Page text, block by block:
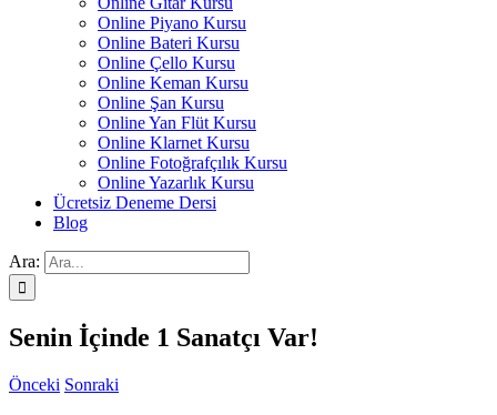
Online Piyano Kursu
Online Bateri Kursu
Online Çello Kursu
Online Keman Kursu
Online Şan Kursu
Online Yan Flüt Kursu
Online Klarnet Kursu
Online Fotoğrafçılık Kursu
Online Yazarlık Kursu
Ücretsiz Deneme Dersi
Blog
Ara:
Senin İçinde 1 Sanatçı Var!
Önceki Sonraki